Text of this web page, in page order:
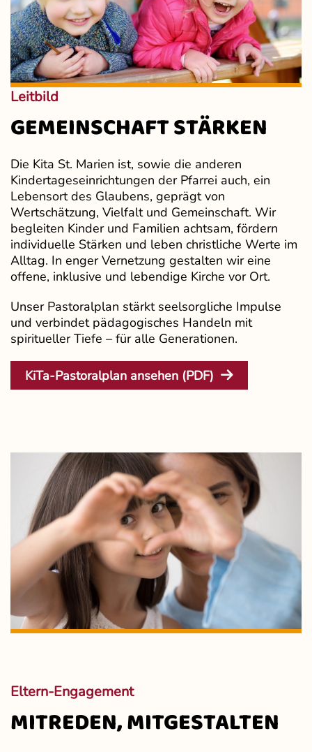
Leitbild
GEMEINSCHAFT STÄRKEN
Die Kita St. Marien ist, sowie die anderen
Kindertageseinrichtungen der Pfarrei auch, ein
Lebensort des Glaubens, geprägt von
Wertschätzung, Vielfalt und Gemeinschaft. Wir
begleiten Kinder und Familien achtsam, fördern
individuelle Stärken und leben christliche Werte im
Alltag. In enger Vernetzung gestalten wir eine
offene, inklusive und lebendige Kirche vor Ort.
Unser Pastoralplan stärkt seelsorgliche Impulse
und verbindet pädagogisches Handeln mit
spiritueller Tiefe – für alle Generationen.
KiTa-Pastoralplan ansehen (PDF)
Eltern-Engagement
MITREDEN, MITGESTALTEN